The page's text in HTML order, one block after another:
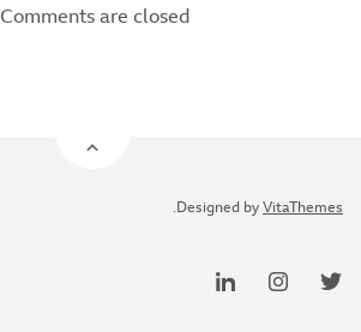
Comments are closed.
Designed byVitaThemes
.